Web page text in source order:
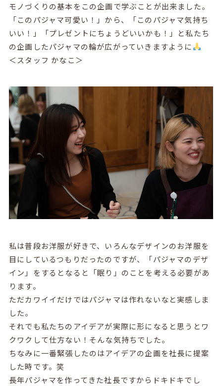
モノづくりの基本をこの企画で学ぶことが出来ました。
「このパジャマ可愛い！」から、「このパジャマ気持ち
いい！」「プレゼントにちょうどいいかも！」と私たち
の企画したパジャマの輪が広がっていきますように
＜スタッフ かなこ＞
私は普段お洋服が好きで、いろんなデザインのお洋服を
目にしているつもりだったのですが、「パジャマのデザ
イン」をするとなると「眠り」のことを考える必要があ
ります。
ただカワイイだけではパジャマは作れないなと実感しま
した。
それでも私たちのアイデアが実際に形になると思うとワ
クワクして仕方ない！そんな気持ちでした。
ちなみに一番緊張したのはアイデアの企画を社長に提案
した時です。笑
長年パジャマを作ってきた社長ですからドキドキでし